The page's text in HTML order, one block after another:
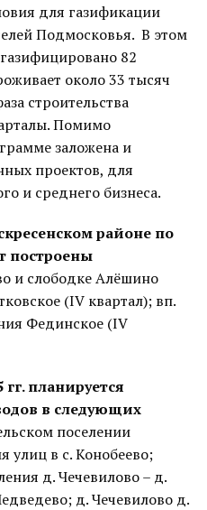
для газификации
Подмосковья. В этом
82
около 33 тысяч
строительства
Помимо
заложена и
проектов, для
и среднего бизнеса.
районе по
построены
и слободке Алёшино
(IV квартал); вп.
Фединское (IV
планируется
в следующих
поселении
улиц в с. Конобеево;
д. Чечевилово – д.
д. Чечевилово д.